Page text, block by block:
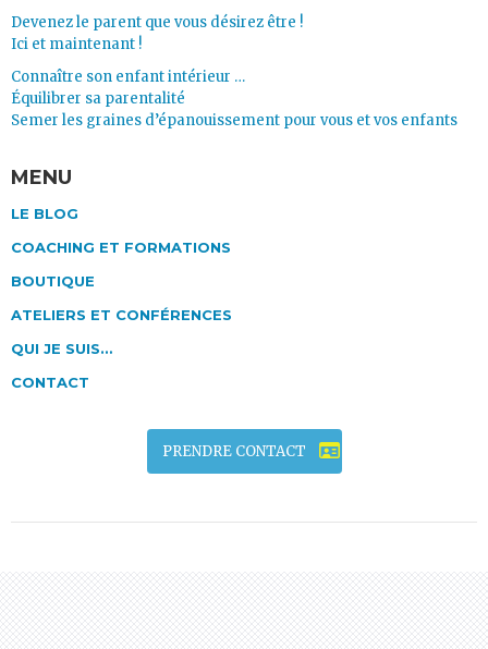
Devenez le parent que vous désirez être !
Ici et maintenant !
Connaître son enfant intérieur …
Équilibrer sa parentalité
Semer les graines d’épanouissement pour vous et vos enfants
MENU
LE BLOG
COACHING ET FORMATIONS
BOUTIQUE
ATELIERS ET CONFÉRENCES
QUI JE SUIS…
CONTACT
PRENDRE CONTACT